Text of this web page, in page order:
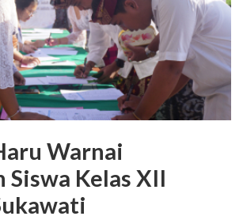
Warnai
Siswa Kelas XII